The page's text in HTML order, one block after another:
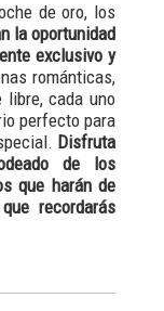
de oro, los
la oportunidad
exclusivo y
románticas,
libre, cada uno
perfecto para
Disfruta
de los
que harán de
recordarás